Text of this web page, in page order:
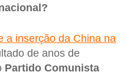
a inserção da China na
de anos de
Partido Comunista